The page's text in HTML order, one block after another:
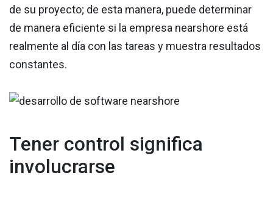
de su proyecto; de esta manera, puede determinar
de manera eficiente si la empresa nearshore está
realmente al día con las tareas y muestra resultados
constantes.
Tener control significa
involucrarse